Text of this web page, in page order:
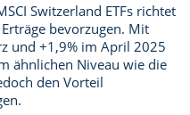
Switzerland ETFs richtet
bevorzugen. Mit
und +1,9% im April 2025
ähnlichen Niveau wie die
den Vorteil